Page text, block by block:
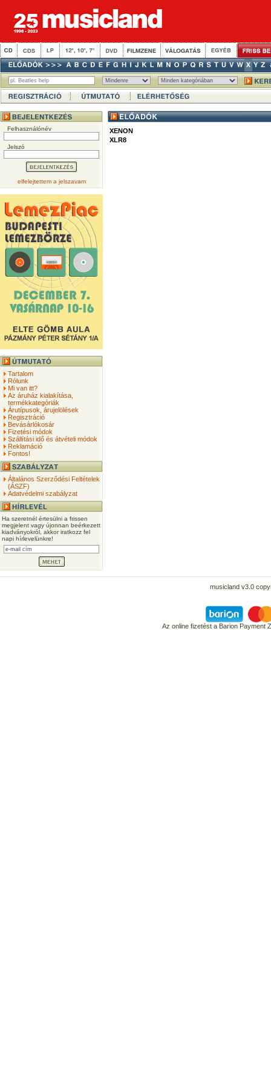
Felhasználónév
Jelszó
elfelejtettem a jelszavam
Tartalom
Rólunk
Mi van itt?
Az áruház kialakítása,
termékkategóriák
Árutípusok, árujelölések
Regisztráció
Bevásárlókosár
Fizetési módok
Szállítási idő és átvételi módok
Reklamáció
Fontos!
Általános Szerződési Feltételek
(ÁSZF)
Adatvédelmi szabályzat
Ha szeretnél értesülni a frissen
megjelent vagy újonnan beérkezett
kiadványokról, akkor iratkozz fel
napi hírlevelünkre!
XENON
XLR8
musicland v3.0
Az online fizetést a Barion Payment